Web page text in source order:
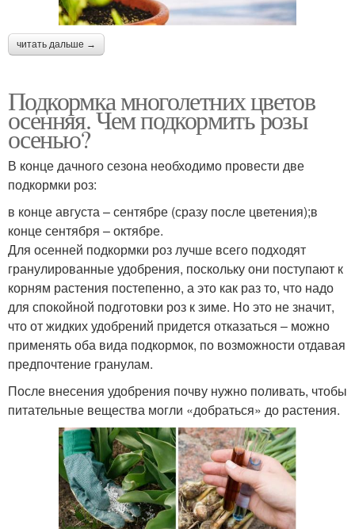
читать дальше →
Подкормка многолетних цветов
осенняя. Чем подкормить розы
осенью?
В конце дачного сезона необходимо провести две
подкормки роз:
в конце августа – сентябре (сразу после цветения);в
конце сентября – октябре.
Для осенней подкормки роз лучше всего подходят
гранулированные удобрения, поскольку они поступают к
корням растения постепенно, а это как раз то, что надо
для спокойной подготовки роз к зиме. Но это не значит,
что от жидких удобрений придется отказаться – можно
применять оба вида подкормок, по возможности отдавая
предпочтение гранулам.
После внесения удобрения почву нужно поливать, чтобы
питательные вещества могли «добраться» до растения.